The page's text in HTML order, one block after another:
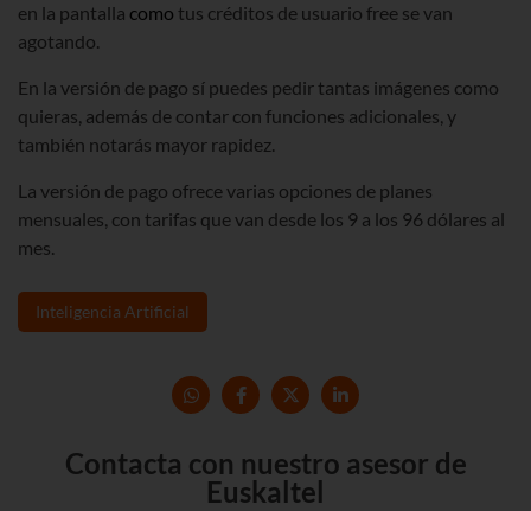
en la pantalla como tus créditos de usuario free se van
agotando.
En la versión de pago sí puedes pedir tantas imágenes como
quieras, además de contar con funciones adicionales, y
también notarás mayor rapidez.
La versión de pago ofrece varias opciones de planes
mensuales, con tarifas que van desde los 9 a los 96 dólares al
mes.
Inteligencia Artificial
Contacta con nuestro asesor de
Euskaltel